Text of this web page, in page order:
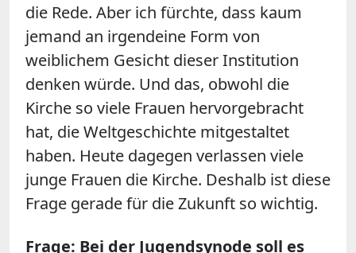
die Rede. Aber ich fürchte, dass kaum
jemand an irgendeine Form von
weiblichem Gesicht dieser Institution
denken würde. Und das, obwohl die
Kirche so viele Frauen hervorgebracht
hat, die Weltgeschichte mitgestaltet
haben. Heute dagegen verlassen viele
junge Frauen die Kirche. Deshalb ist diese
Frage gerade für die Zukunft so wichtig.
Frage: Bei der Jugendsynode soll es